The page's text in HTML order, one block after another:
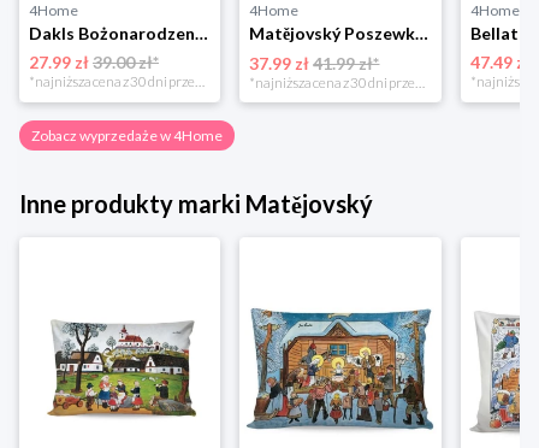
4Home
Dakls Bożonarodzeniowa poszewka na poduszkę Angel red, 40 x 40 cm 4-Home
27.99 zł39.00 zł*
*najniższa cena z 30 dni przed obniżką
4Home
Matějovský Poszewka na poduszkę Solei, 40 x 40 cm
37.99 zł 41.99 zł*
*najniższa cena z 30 dni przed obniżką
4Home
47.49 zł
Zobacz wyprzedaże w 4Home
Inne produkty marki Matějovský